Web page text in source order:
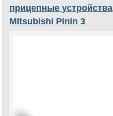
прицепные устройства
Mitsubishi Pinin 3